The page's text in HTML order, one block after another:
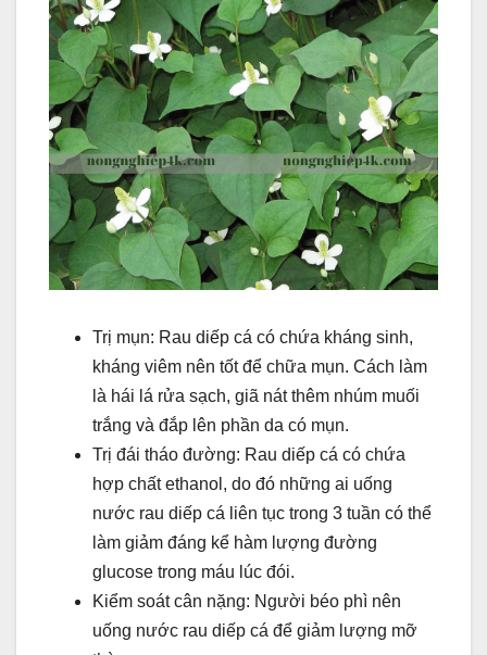
Trị mụn: Rau diếp cá có chứa kháng sinh,
kháng viêm nên tốt để chữa mụn. Cách làm
là hái lá rửa sạch, giã nát thêm nhúm muối
trắng và đắp lên phần da có mụn.
Trị đái tháo đường: Rau diếp cá có chứa
hợp chất ethanol, do đó những ai uống
nước rau diếp cá liên tục trong 3 tuần có thể
làm giảm đáng kể hàm lượng đường
glucose trong máu lúc đói.
Kiểm soát cân nặng: Người béo phì nên
uống nước rau diếp cá để giảm lượng mỡ